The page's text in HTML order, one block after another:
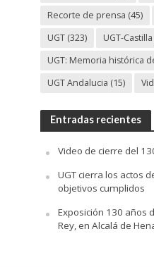
Recorte de prensa (45)
UGT(323) UGT-
UGT: Memoria histórica
UGT Andalucia (15)
Entradas recientes
Video de cierre del
UGT cierra los actos
objetivos cumplidos
Exposición 130 años
Rey, en Alcalá de